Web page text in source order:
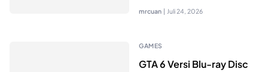
mrcuan | Juli 24, 2026
GAMES
GTA 6 Versi Blu-ray Disc